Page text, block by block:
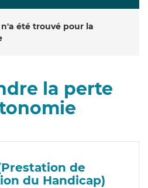
été trouvé pour la
la perte
de
du Handicap)